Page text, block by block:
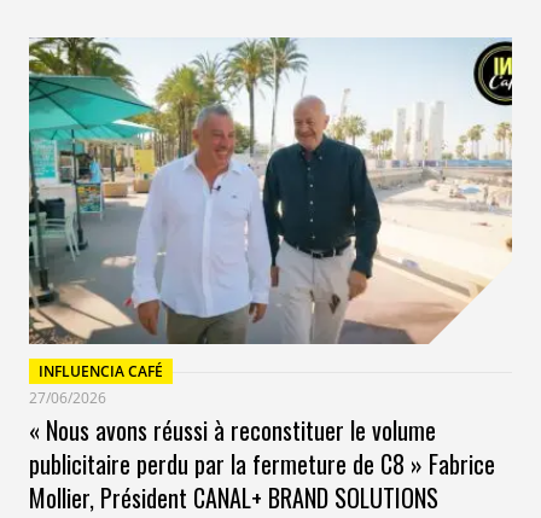
INFLUENCIA CAFÉ
27/06/2026
« Nous avons réussi à reconstituer le volume
publicitaire perdu par la fermeture de C8 » Fabrice
Mollier, Président CANAL+ BRAND SOLUTIONS